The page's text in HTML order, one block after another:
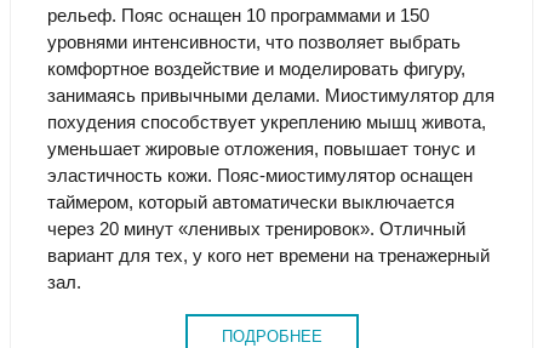
рельеф. Пояс оснащен 10 программами и 150
уровнями интенсивности, что позволяет выбрать
комфортное воздействие и моделировать фигуру,
занимаясь привычными делами. Миостимулятор для
похудения способствует укреплению мышц живота,
уменьшает жировые отложения, повышает тонус и
эластичность кожи. Пояс-миостимулятор оснащен
таймером, который автоматически выключается
через 20 минут «ленивых тренировок». Отличный
вариант для тех, у кого нет времени на тренажерный
зал.
ПОДРОБНЕЕ